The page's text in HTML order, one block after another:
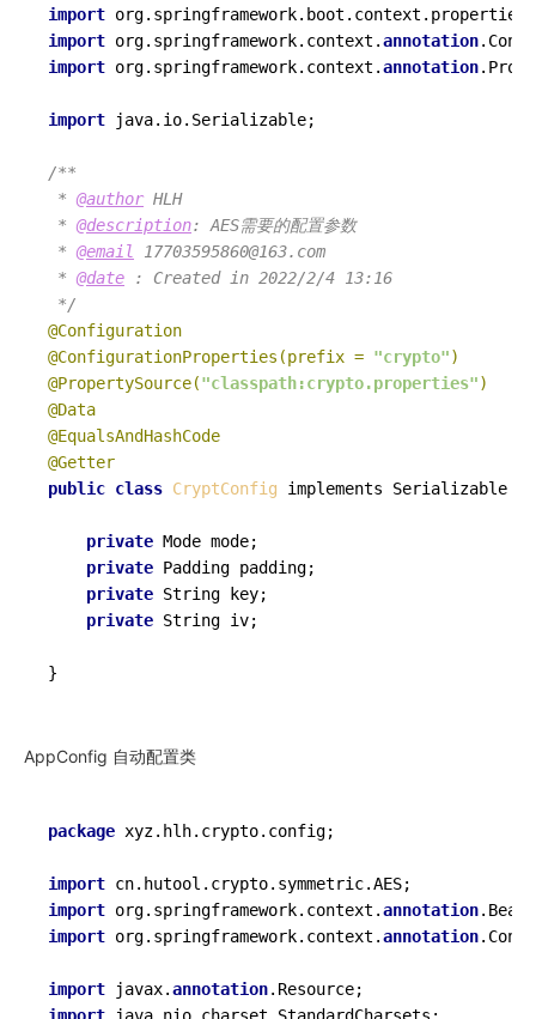
import
import org.springframework.context.annotation
import org.springframework.context.annotation
import java.io.Serializable;
/**
* @author HLH
* @description: AES需要的配置参数
* @email 17703595860@163.com
* @date : Created in 2022/2/4 13:16
*/
@Configuration
@ConfigurationProperties(prefix = "crypto")
@PropertySource("classpath:crypto.properties")
@Data
@EqualsAndHashCode
@Getter
public class CryptConfig implements Serializable
private Mode mode;
private Padding padding;
private String key;
private String iv;
AppConfig 自动配置类
package xyz.hlh.crypto.config;
import
import org.springframework.context.annotation
import org.springframework.context.annotation
import javax.annotation